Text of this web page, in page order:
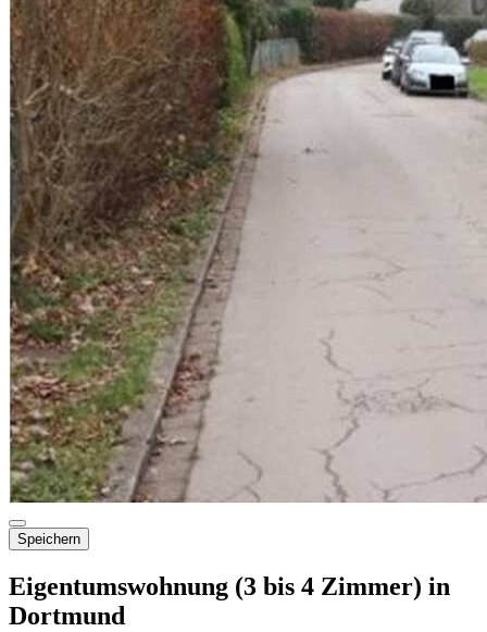
Speichern
Eigentumswohnung (3 bis 4 Zimmer) in
Dortmund